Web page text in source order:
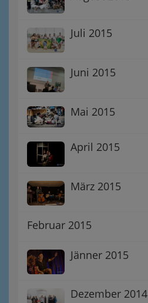
Juli 2015
Juni 2015
Mai 2015
April 2015
März 2015
Februar 2015
Jänner 2015
Dezember 2014